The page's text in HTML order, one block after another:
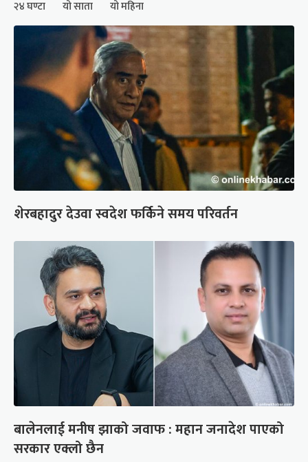
२४ घण्टा यो साता यो महिना
शेरबहादुर देउवा स्वदेश फर्किने समय परिवर्तन
बालेनलाई मनीष झाको जवाफ : महान जनादेश पाएको
सरकार एक्लो छैन